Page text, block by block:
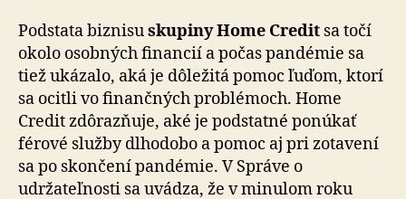
Podstata biznisuskupiny Home Credit sa točí
okolo osobných financií a počas pandémie sa
tiež ukázalo, aká je dôležitá pomoc ľuďom, ktorí
sa ocitli vo finančných problémoch. Home
Credit zdôrazňuje, aké je podstatné ponúkať
férové služby dlhodobo a pomoc aj pri zotavení
sa po skončení pandémie. V Správe o
udržateľnosti sa uvádza, že v minulom roku